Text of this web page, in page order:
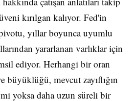
kırılgan kalıyor. Fed'in
yıllar boyunca uyumlu
yararlanan varlıklar için
ediyor. Herhangi bir oran
büyüklüğü, mevcut zayıflığın
yoksa daha uzun süreli bir